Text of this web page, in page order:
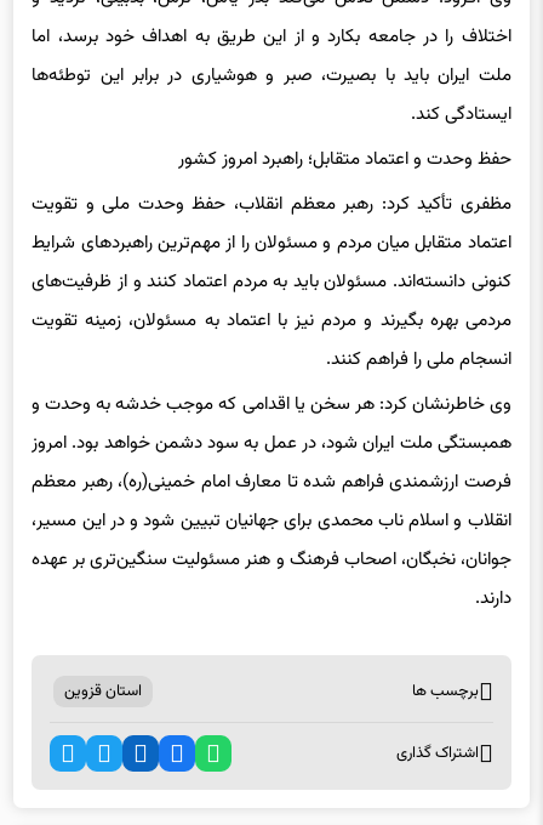
اختلاف را در جامعه بکارد و از این طریق به اهداف خود برسد، اما
ملت ایران باید با بصیرت، صبر و هوشیاری در برابر این توطئه‌ها
ایستادگی کند.
حفظ وحدت و اعتماد متقابل؛ راهبرد امروز کشور
مظفری تأکید کرد: رهبر معظم انقلاب، حفظ وحدت ملی و تقویت
اعتماد متقابل میان مردم و مسئولان را از مهم‌ترین راهبردهای شرایط
کنونی دانسته‌اند. مسئولان باید به مردم اعتماد کنند و از ظرفیت‌های
مردمی بهره بگیرند و مردم نیز با اعتماد به مسئولان، زمینه تقویت
انسجام ملی را فراهم کنند.
وی خاطرنشان کرد: هر سخن یا اقدامی که موجب خدشه به وحدت و
همبستگی ملت ایران شود، در عمل به سود دشمن خواهد بود. امروز
فرصت ارزشمندی فراهم شده تا معارف امام خمینی(ره)، رهبر معظم
انقلاب و اسلام ناب محمدی برای جهانیان تبیین شود و در این مسیر،
جوانان، نخبگان، اصحاب فرهنگ و هنر مسئولیت سنگین‌تری بر عهده
دارند.
برچسب ها استان قزوین
اشتراک گذاری